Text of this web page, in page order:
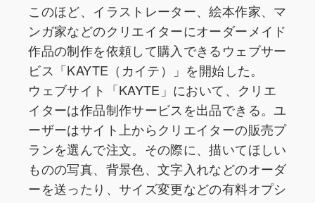
このほど、イラストレーター、絵本作家、マ
ンガ家などのクリエイターにオーダーメイド
作品の制作を依頼して購入できるウェブサー
ビス「KAYTE（カイテ）」を開始した。
ウェブサイト「KAYTE」において、クリエ
イターは作品制作サービスを出品できる。ユ
ーザーはサイト上からクリエイターの販売プ
ランを選んで注文。その際に、描いてほしい
ものの写真、背景色、文字入れなどのオーダ
ーを送ったり、サイズ変更などの有料オプシ